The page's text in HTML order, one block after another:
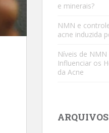
e minerais?
NMN e
acne induzida
Níveis de
Influenciar os
da Acne
ARQUIVOS